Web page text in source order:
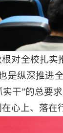
对全校扎
是纵深推进
干”的总要
心上、落在